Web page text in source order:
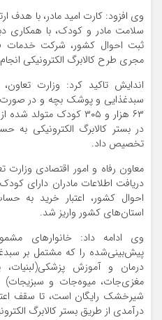
وی افزود: کارت امید مادر، با هدف
سلامت مادر و کودک، با همکاری
ثبت احوال کشور، شرکت خدمات
مجری طرح کالابرگ الکترونیکی
اندایش تاکید کرد: وزارت تعاون،
سبدغذایی و پوشک بچه و در صورت
تخصیص داد.
معاون رفاه و امور اقتصادی وزارت
دریافت اطلاعات مادران دارای
احوال کشور، اعتبار خرید به
استان‌های کشور واریز شد.
وی ادامه داد: خانوارهای
پیش‌بینی‌شده را که مشتمل بر
درمان و آموزش پزشکی(لبنیات،
مغزی‌جات، میوه‌جات و
درآمدی از طریق بستر کالابرگ